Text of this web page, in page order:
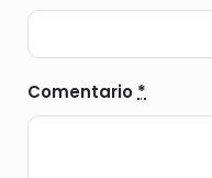
Comentario *